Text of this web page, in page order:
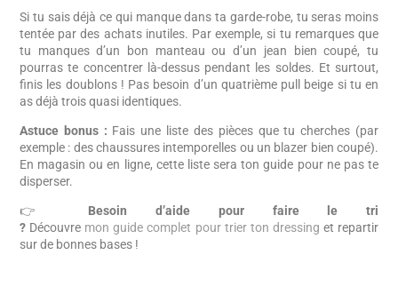
Si tu sais déjà ce qui manque dans ta garde-robe, tu seras moins
tentée par des achats inutiles. Par exemple, si tu remarques que
tu manques d’un bon manteau ou d’un jean bien coupé, tu
pourras te concentrer là-dessus pendant les soldes. Et surtout,
finis les doublons ! Pas besoin d’un quatrième pull beige si tu en
as déjà trois quasi identiques.
Astuce bonus : Fais une liste des pièces que tu cherches (par
exemple : des chaussures intemporelles ou un blazer bien coupé).
En magasin ou en ligne, cette liste sera ton guide pour ne pas te
disperser.
👉 Besoin d’aide pour faire le tri
? Découvre mon guide complet pour trier ton dressing et repartir
sur de bonnes bases !